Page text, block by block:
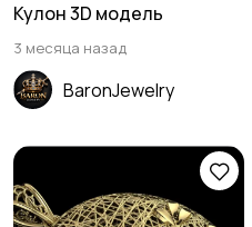
Кулон 3D модель
3 месяца назад
BaronJewelry